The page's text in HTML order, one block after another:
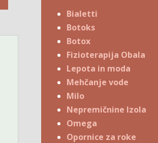
Bialetti
Botoks
Botox
Fizioterapija Obala
Lepota in moda
Mehčanje vode
Milo
Nepremičnine Izola
Omega
Opornice za roke